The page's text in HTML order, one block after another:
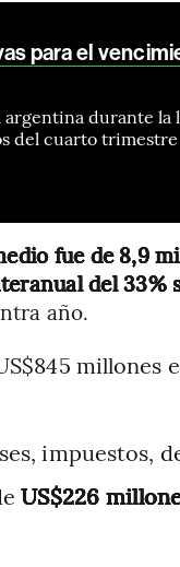
para el
durante la
del cuarto trimestre
fue de 8,9
del 33%
año.
millones
impuestos,
US$226